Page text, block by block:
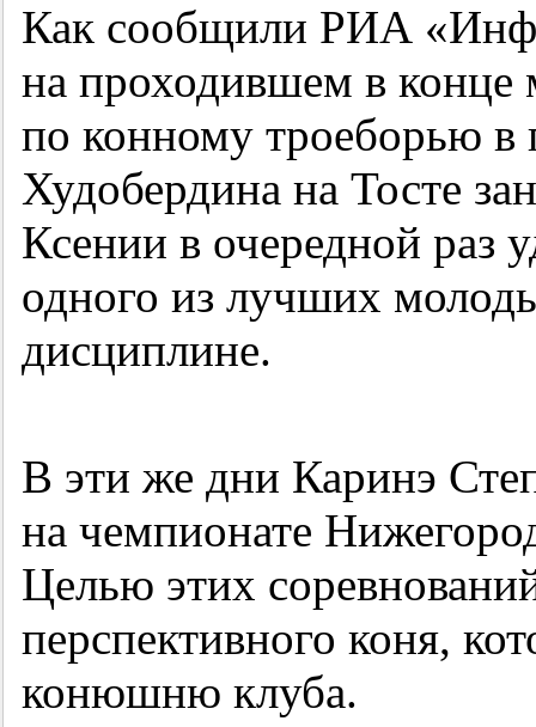
Как сообщили РИА
на проходившем в конце
по конному троеборью
Худобердина на Тосте
Ксении в очередной раз
одного из лучших
дисциплине.
В эти же дни Каринэ
на чемпионате
Целью этих
перспективного коня,
конюшню клуба.